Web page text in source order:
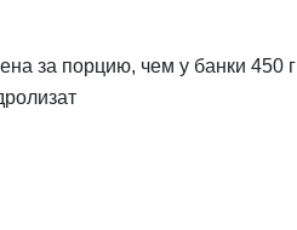
за порцию, чем у банки 450 г